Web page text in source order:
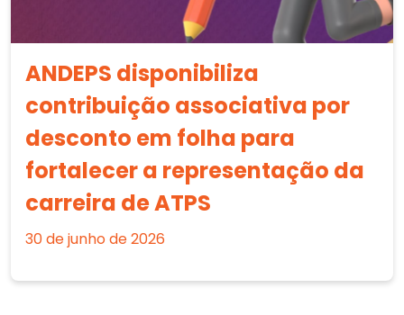
ANDEPS disponibiliza
contribuição associativa por
desconto em folha para
fortalecer a representação da
carreira de ATPS
30 de junho de 2026